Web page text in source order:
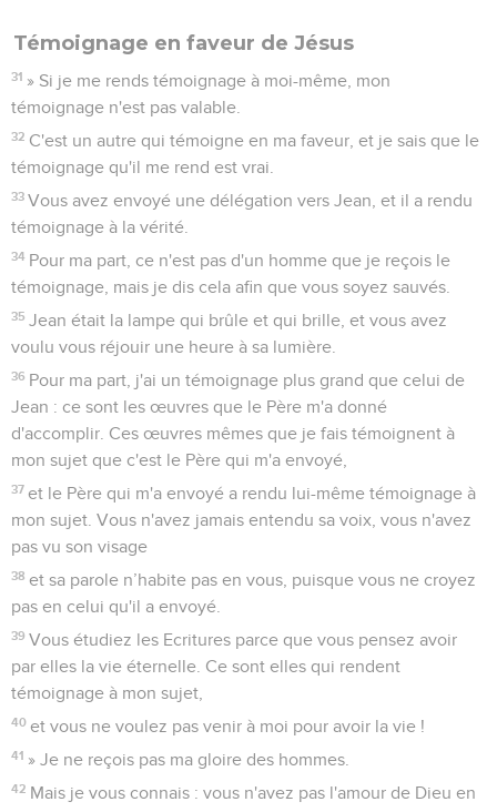
Témoignage en faveur de Jésus
31 » Si je me rends témoignage à moi-même, mon
témoignage n'est pas valable.
32 C'est un autre qui témoigne en ma faveur, et je sais que le
témoignage qu'il me rend est vrai.
33 Vous avez envoyé une délégation vers Jean, et il a rendu
témoignage à la vérité.
34 Pour ma part, ce n'est pas d'un homme que je reçois le
témoignage, mais je dis cela afin que vous soyez sauvés.
35 Jean était la lampe qui brûle et qui brille, et vous avez
voulu vous réjouir une heure à sa lumière.
36 Pour ma part, j'ai un témoignage plus grand que celui de
Jean : ce sont les œuvres que le Père m'a donné
d'accomplir. Ces œuvres mêmes que je fais témoignent à
mon sujet que c'est le Père qui m'a envoyé,
37 et le Père qui m'a envoyé a rendu lui-même témoignage à
mon sujet. Vous n'avez jamais entendu sa voix, vous n'avez
pas vu son visage
38 et sa parole n’habite pas en vous, puisque vous ne croyez
pas en celui qu'il a envoyé.
39 Vous étudiez les Ecritures parce que vous pensez avoir
par elles la vie éternelle. Ce sont elles qui rendent
témoignage à mon sujet,
40 et vous ne voulez pas venir à moi pour avoir la vie !
41 » Je ne reçois pas ma gloire des hommes.
42 Mais je vous connais : vous n'avez pas l'amour de Dieu en